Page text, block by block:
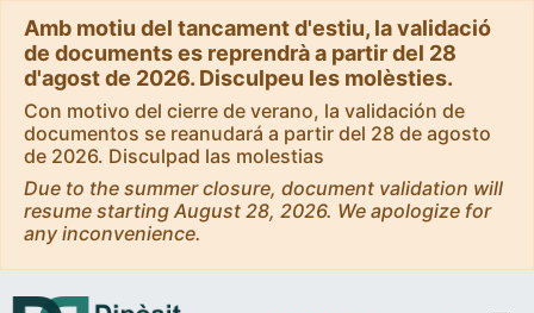
Amb motiu del tancament d'estiu, la validació
de documents es reprendrà a partir del 28
d'agost de 2026. Disculpeu les molèsties.
Con motivo del cierre de verano, la validación de
documentos se reanudará a partir del 28 de agosto
de 2026. Disculpad las molestias
Due to the summer closure, document validation will
resume starting August 28, 2026. We apologize for
any inconvenience.